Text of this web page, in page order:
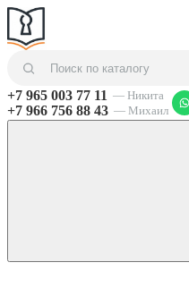
+7 965 003 77 11 — Никита
+7 966 756 88 43 — Михаил